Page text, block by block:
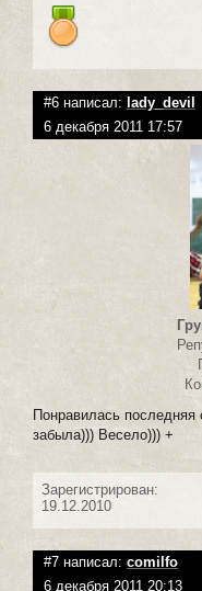
#6 написал: lady_devil
6 декабря 2011 17:57
Понравилась последняя
забыла))) Весело))) +
Зарегистрирован:
19.12.2010
#7 написал: сomilfo
6 декабря 2011 20:13